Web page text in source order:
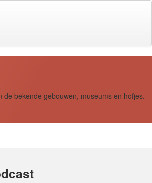
bekende gebouwen, museums en hofjes.